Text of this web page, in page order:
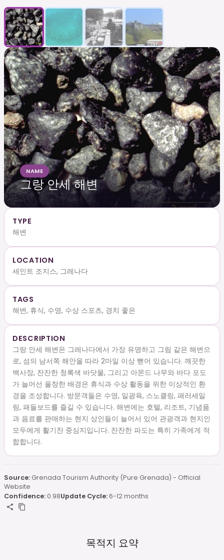
NAME
그랑 안세 해변
TYPE
해변
LOCATION
세인트 조지스, 그레나다
TAGS
해변, 휴식, 수영, 수상 스포츠, 경치 좋은
DESCRIPTION
그랑 안세 해변은 그레나다에서 가장 유명하고 그림 같은 해변으
로, 섬의 남서쪽 해안을 따라 2마일 이상 뻗어 있습니다. 깨끗한
백사장, 잔잔한 청록색 바닷물, 그리고 아몬드 나무와 바다 포도
가 늘어선 울창한 배경은 휴식과 수상 활동을 위한 이상적인 환
경을 조성합니다. 방문객들은 수영, 일광욕, 스노클링, 패러세일
링, 패들보드를 즐길 수 있습니다. 해변에는 호텔, 리조트, 기념품
과 음료를 판매하는 현지 상인들이 늘어서 있어 관광객과 현지인
모두에게 활기찬 중심지입니다. 잔잔한 파도는 특히 가족에게 적
합합니다.
Source: Grenada Tourism Authority (Pure Grenada) - Official
Website
Confidence:0.98Update Cycle:6-12 months
목적지 요약